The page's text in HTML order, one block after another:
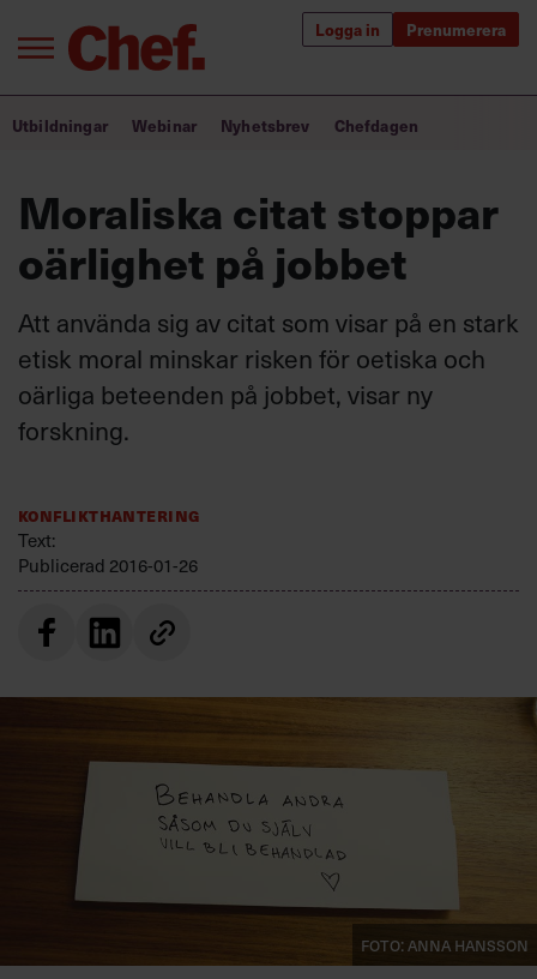
Logga in Prenumerera
Annonsera
Kundservice
Villkor och policy för
Bra ledare förändrar världen
Utbildning för ledare
Chefakademin+
Populära utbildningar
Utbildningar Webinar Nyhetsbrev Chefdagen
Moraliska citat stoppar
oärlighet på jobbet
Att använda sig av citat som visar på en stark
etisk moral minskar risken för oetiska och
oärliga beteenden på jobbet, visar ny
forskning.
Konflikthantering
Text:
Publicerad 2016-01-26
Foto: Anna Hansson